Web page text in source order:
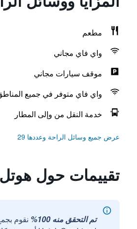
مطعم
واي فاي مجاني
موقف سيارات مجاني
واي فاي متوفر في جميع
خدمة النقل من وإلى المطار
عرض جميع وسائل الراحة وعددها 29
تقييمات حول
تم التحقق منه 100%
نقوم